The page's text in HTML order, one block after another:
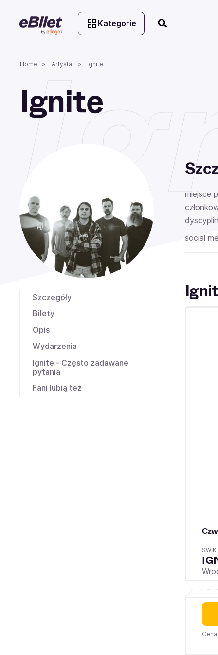
Kategorie
Home Artysta Ignite
Ignite
Szczegóły
Bilety
Opis
Wydarzenia
Ignite - Często zadawane
pytania
Fani lubią też
miejsce
social